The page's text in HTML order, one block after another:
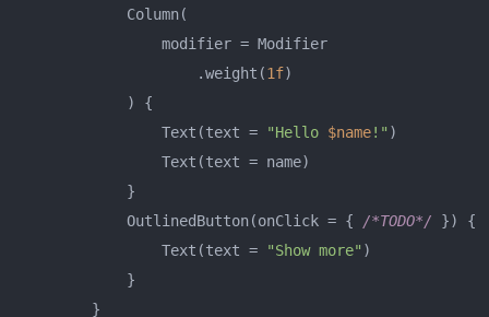
            Column(
                modifier = Modifier
                    .weight(
1f)
            ) {
                Text(text =
"Hello $name!" )
                Text(text = name)
            }
            OutlinedButton(onClick = {
/*TODO*/ }) {
                Text(text =
"Show more" )
            }
        }